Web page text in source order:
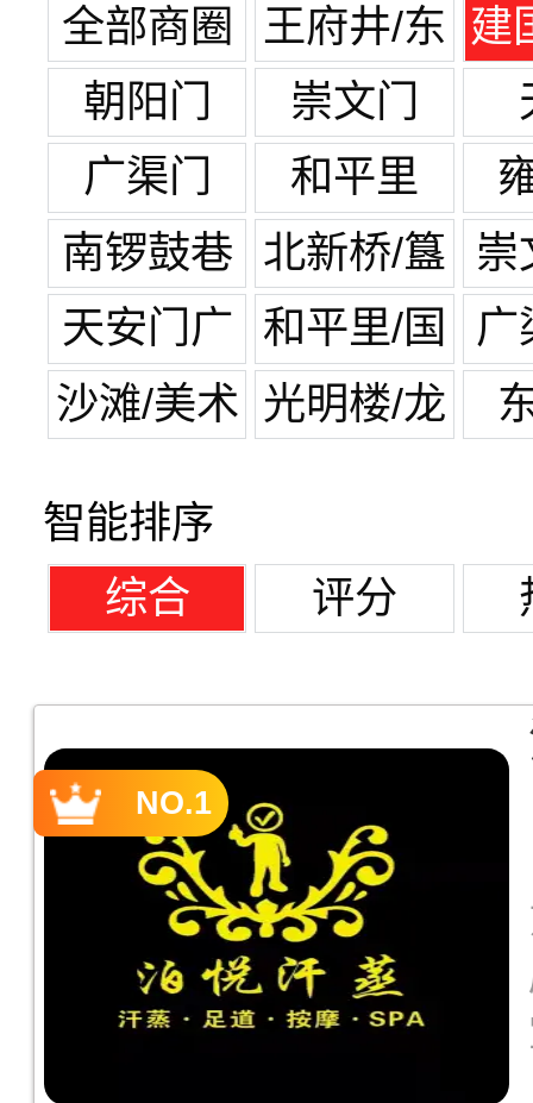
全部商圈
王府井/东
单
建
朝阳门 崇文门
广渠门
和平里
南锣鼓巷
北新桥/簋
街
崇
天安门广
场
和平里/国
展中心
广
沙滩/美术 光明楼/龙
智能排序
综合
评分
NO.1